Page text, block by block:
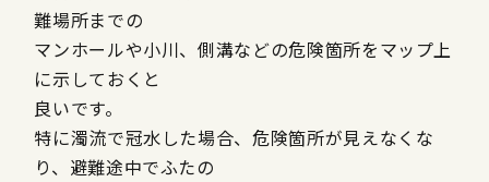
難場所までの
マンホールや小川、側溝などの危険箇所をマップ上
に示しておくと
良いです。
特に濁流で冠水した場合、危険箇所が見えなくな
り、避難途中でふたの